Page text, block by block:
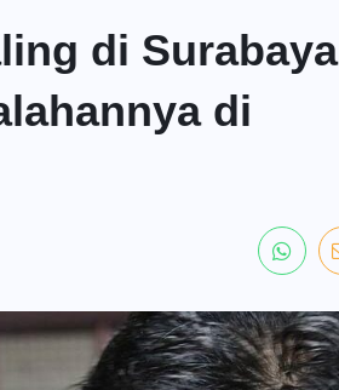
di Surabaya
di